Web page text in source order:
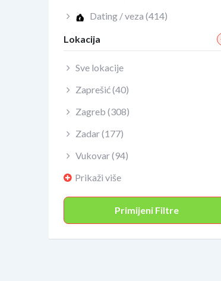
Dating / veza (414)
Lokacija
Sve lokacije
Zaprešić(40)
Zagreb (308)
Zadar(177)
Vukovar(94)
Prikaži više
Primijeni Filtre